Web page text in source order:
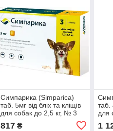
Симпарика (Simparica)
таб. 5мг від бліх та кліщів
для собак до 2,5 кг, № 3
817₴
таб.
для
1